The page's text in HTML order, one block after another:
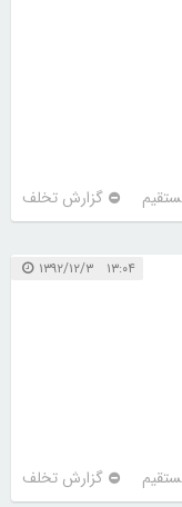
گزارش تخلف
۱۳:۰۴ ۱۳۹۲/۱۲/۳
گزارش تخلف